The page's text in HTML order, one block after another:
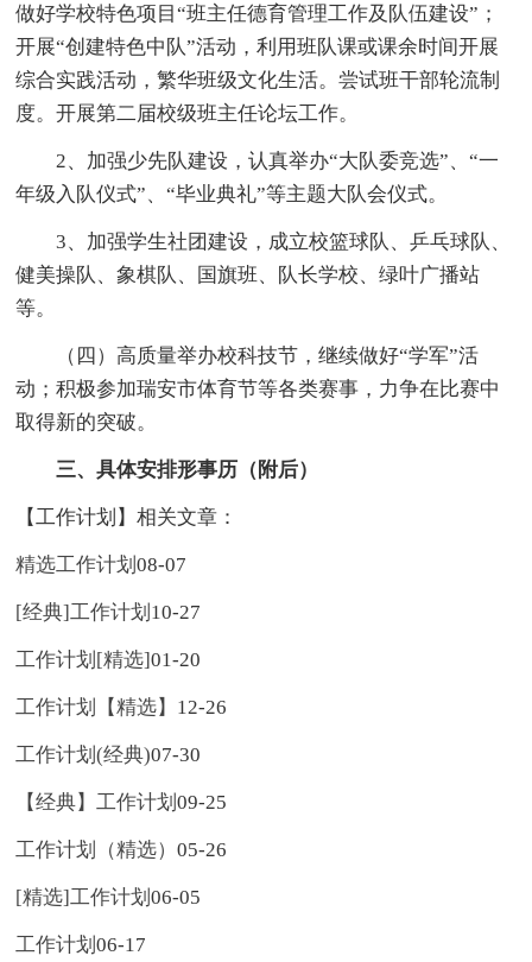
做好学校特色项目“班主任德育管理工作及队伍建设”；
开展“创建特色中队”活动，利用班队课或课余时间开展
综合实践活动，繁华班级文化生活。尝试班干部轮流制
度。开展第二届校级班主任论坛工作。
2、加强少先队建设，认真举办“大队委竞选”、“一
年级入队仪式”、“毕业典礼”等主题大队会仪式。
3、加强学生社团建设，成立校篮球队、乒乓球队、
健美操队、象棋队、国旗班、队长学校、绿叶广播站
等。
（四）高质量举办校科技节，继续做好“学军”活
动；积极参加瑞安市体育节等各类赛事，力争在比赛中
取得新的突破。
三、具体安排形事历（附后）
【工作计划】相关文章：
精选工作计划08-07
[经典]工作计划 10-27
工作计划[精选]01-20
工作计划【精选】 12-26
工作计划(经典)07-30
【经典】工作计划09-25
工作计划（精选）05-26
[精选]工作计划06-05
工作计划06-17